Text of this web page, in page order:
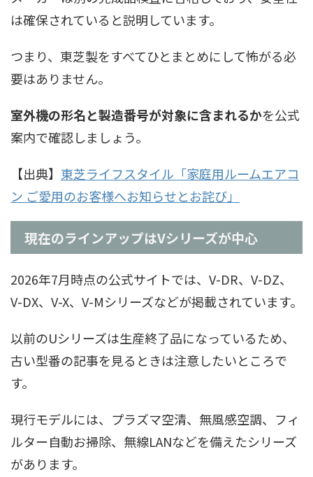
は確保されていると説明しています。
つまり、東芝製をすべてひとまとめにして怖がる必
要はありません。
室外機の形名と製造番号が対象に含まれるかを公式
案内で確認しましょう。
【出典】 東芝ライフスタイル「家庭用ルームエアコ
ン ご愛用のお客様へお知らせとお詫び」
現在のラインアップはVシリーズが中心
2026年7月時点の公式サイトでは、V-DR、V-DZ、
V-DX、V-X、V-Mシリーズなどが掲載されています。
以前のUシリーズは生産終了品になっているため、
古い型番の記事を見るときは注意したいところで
す。
現行モデルには、プラズマ空清、無風感空調、フィ
ルター自動お掃除、無線LANなどを備えたシリーズ
があります。